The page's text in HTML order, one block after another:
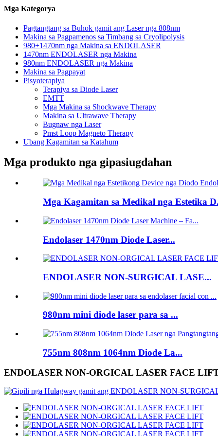
Mga Kategorya
Pagtangtang sa Buhok gamit ang Laser nga 808nm
Makina sa Pagpamenos sa Timbang sa Cryolipolysis
980+1470nm nga Makina sa ENDOLASER
1470nm ENDOLASER nga Makina
980nm ENDOLASER nga Makina
Makina sa Pagpayat
Pisyoterapiya
Terapiya sa Diode Laser
EMTT
Mga Makina sa Shockwave Therapy
Makina sa Ultrawave Therapy
Bugnaw nga Laser
Pmst Loop Magneto Therapy
Ubang Kagamitan sa Katahum
Mga produkto nga gipasiugdahan
Mga Kagamitan sa Medikal nga Estetika
Endolaser 1470nm Diode Laser...
ENDOLASER NON-SURGICAL LASE...
980nm mini diode laser para sa ...
755nm 808nm 1064nm Diode La...
ENDOLASER NON-ORGICAL LASER FACE